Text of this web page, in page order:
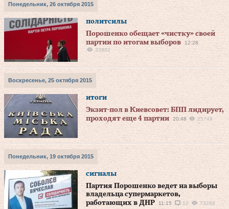
Понедельник, 26 октября 2015
политсилы
Порошенко обещает «чистку» своей
партии по итогам выборов
12:28
33982
Воскресенье, 25 октября 2015
итоги
Экзит-пол в Киевсовет: БПП лидирует,
проходят еще 4 партии
20:48 25749
Понедельник, 19 октября 2015
сигналы
Партия Порошенко ведет на выборы
владельца супермаркетов,
работающих в ДНР
11:15 12 73288